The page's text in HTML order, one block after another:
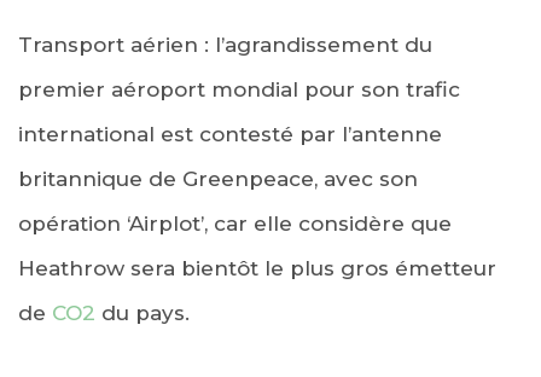
Transport aérien : l’agrandissement du
premier aéroport mondial pour son trafic
international est contesté par l’antenne
britannique de Greenpeace, avec son
opération ‘Airplot’, car elle considère que
Heathrow sera bientôt le plus gros émetteur
de CO2 du pays.